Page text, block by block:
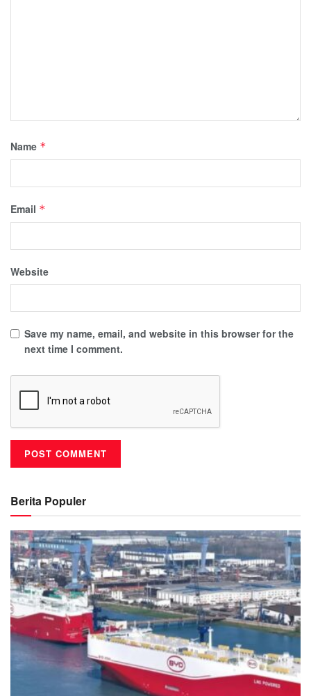
Name *
Email *
Website
Save my name, email, and website in this browser for the
next time I comment.
Berita Populer